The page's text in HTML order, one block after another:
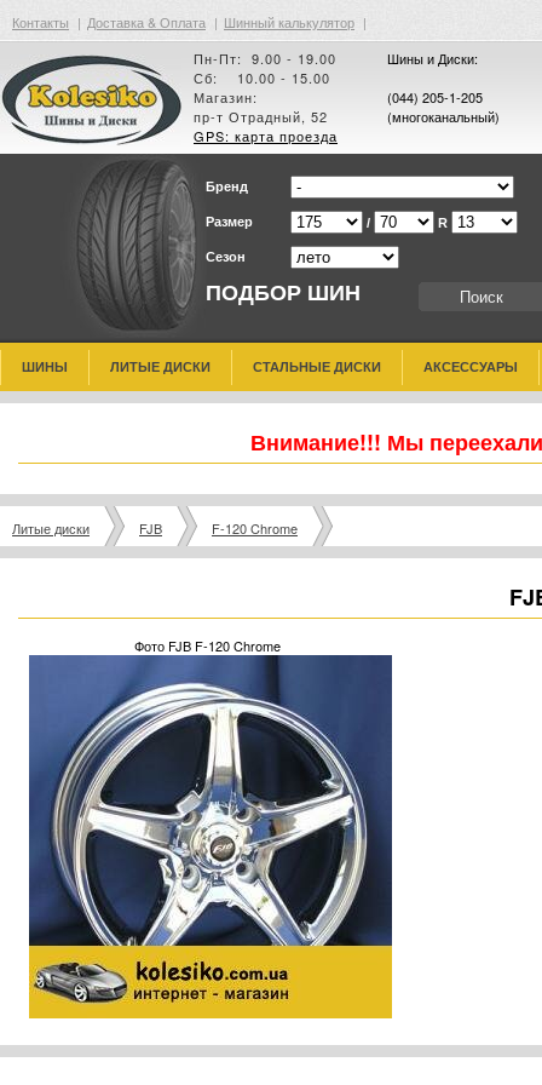
Контакты | Доставка & Оплата | Шинный калькулятор |
Пн-Пт: 9.00 - 19.00
Сб: 10.00 - 15.00
Магазин:
пр-т Отрадный, 52
GPS: карта проезда
Шины и Диски:
(044) 205-1-205
(многоканальный)
ПОДБОР ШИН
Бренд
Размер / R
Сезон
ШИНЫ ЛИТЫЕ ДИСКИ СТАЛЬНЫЕ ДИСКИ АКСЕССУАРЫ
Внимание!!! Мы
Литые диски FJB F-120 Chrome
Фото FJB F-120 Chrome